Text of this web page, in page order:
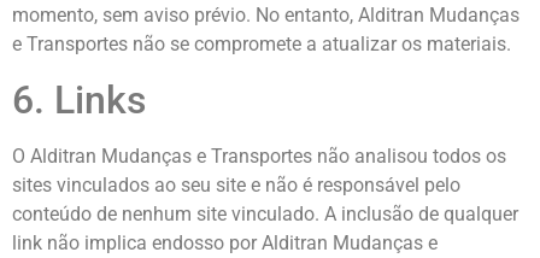
momento, sem aviso prévio. No entanto, Alditran Mudanças
e Transportes não se compromete a atualizar os materiais.
6. Links
O Alditran Mudanças e Transportes não analisou todos os
sites vinculados ao seu site e não é responsável pelo
conteúdo de nenhum site vinculado. A inclusão de qualquer
link não implica endosso por Alditran Mudanças e